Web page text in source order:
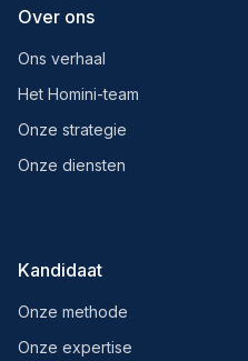
Over ons
Ons verhaal
Het Homini-team
Onze strategie
Onze diensten
Kandidaat
Onze methode
Onze expertise